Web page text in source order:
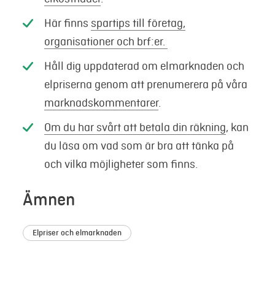
Här finns spartips till företag,
organisationer och brf:er.
Håll dig uppdaterad om elmarknaden och
elpriserna genom att prenumerera på våra
marknadskommentarer.
Om du har svårt att betala din räkning, kan
du läsa om vad som är bra att tänka på
och vilka möjligheter som finns.
Ämnen
Elpriser och elmarknaden